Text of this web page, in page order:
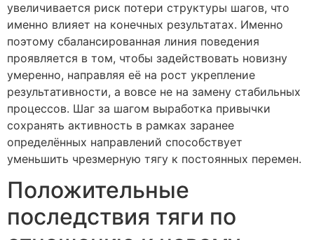
увеличивается риск потери структуры шагов, что
именно влияет на конечных результатах. Именно
поэтому сбалансированная линия поведения
проявляется в том, чтобы задействовать новизну
умеренно, направляя её на рост укрепление
результативности, а вовсе не на замену стабильных
процессов. Шаг за шагом выработка привычки
сохранять активность в рамках заранее
определённых направлений способствует
уменьшить чрезмерную тягу к постоянных перемен.
Положительные
последствия тяги по